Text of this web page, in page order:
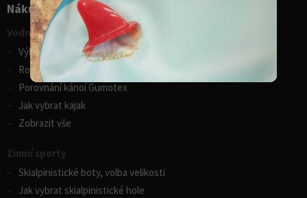
Nákupní rádce
Vodní sporty
Výběr pádla na paddleboard
Rozdíly v paddleboardech
Porovnání kánoí Gumotex
Jak vybrat kajak
Zobrazit vše
Zimní sporty
Skialpinistické boty, volba velikosti
Jak vybrat skialpinistické hole